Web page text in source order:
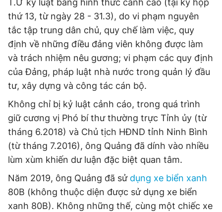
T.Ư kỷ luật bằng hình thức cảnh cáo (tại kỳ họp
thứ 13, từ ngày 28 - 31.3), do vi phạm nguyên
tắc tập trung dân chủ, quy chế làm việc, quy
định về những điều đảng viên không được làm
và trách nhiệm nêu gương; vi phạm các quy định
của Đảng, pháp luật nhà nước trong quản lý đầu
tư, xây dựng và công tác cán bộ.
Không chỉ bị kỷ luật cảnh cáo, trong quá trình
giữ cương vị Phó bí thư thường trực Tỉnh ủy (từ
tháng 6.2018) và Chủ tịch HĐND tỉnh Ninh Bình
(từ tháng 7.2016), ông Quảng đã dính vào nhiều
lùm xùm khiến dư luận đặc biệt quan tâm.
Năm 2019, ông Quảng đã sử dụng xe biển xanh
80B (không thuộc diện được sử dụng xe biển
xanh 80B). Không những thế, cùng một chiếc xe